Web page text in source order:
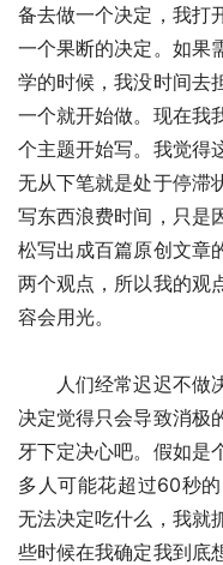
备去做一个决定，我打
一个果断的决定。如果
学的时候，我没时间去
一个就开始做。现在我
个主题开始写。我觉得
无从下笔就是处于停滞
写东西浪费时间，只是
松写出成百篇原创文章
两个观点，所以我的观
容会用光。
人们经常迟迟不做决
决定觉得只会导致消极
牙下定决心吧。假如是
多人可能花超过60秒
无法决定吃什么，我就
些时候在我确定我到底